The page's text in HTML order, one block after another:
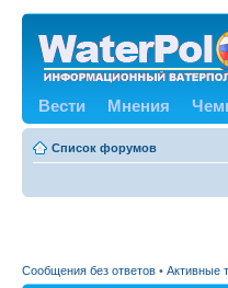
Вести Мнения
Список форумов
Сообщения без ответов • Активные